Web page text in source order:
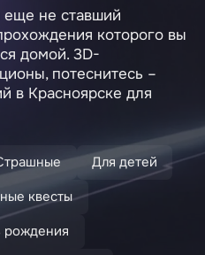
не ставший
которого вы
домой. 3D-
потеснитесь –
в Красноярске для
Для детей
квесты
рождения